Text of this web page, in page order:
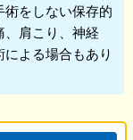
術をしない保存的
肩こり、神経
よる場合もあり